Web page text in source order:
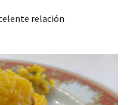
relación